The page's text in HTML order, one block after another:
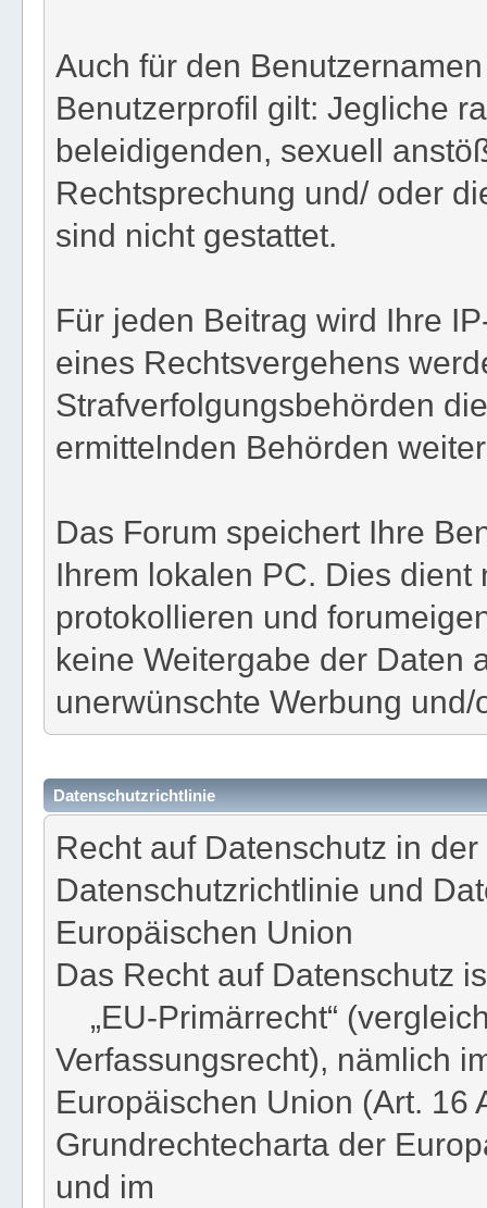
Auch für den
Benutzerprofil gilt: Jegliche
beleidigenden, sexuell
Rechtsprechung und/ oder
sind nicht gestattet.
Für jeden Beitrag wird Ihre
eines Rechtsvergehens
Strafverfolgungsbehörden
ermittelnden Behörden
Das Forum speichert Ihre
Ihrem lokalen PC. Dies
protokollieren und
keine Weitergabe der Daten
unerwünschte Werbung und/
Datenschutzrichtlinie
Recht auf Datenschutz in der
Datenschutzrichtlinie und
Europäischen Union
Das Recht auf Datenschutz
„EU-Primärrecht“
Verfassungsrecht), nämlich
Europäischen Union (Art. 16
Grundrechtecharta der
und im